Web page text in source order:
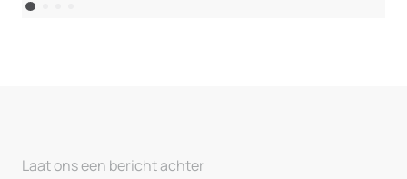
Laat ons een bericht achter